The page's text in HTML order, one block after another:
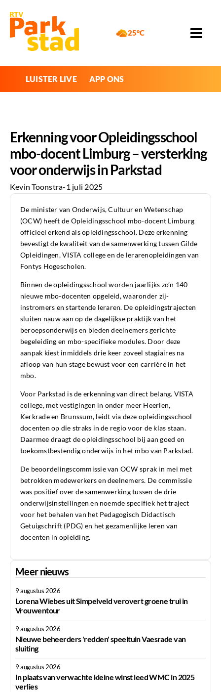
25°C
LUISTER LIVE APP ONS
Erkenning voor Opleidingsschool
mbo-docent Limburg – versterking
voor onderwijs in Parkstad
Kevin Toonstra-1 juli 2025
De minister van Onderwijs, Cultuur en Wetenschap
(OCW) heeft de Opleidingsschool mbo-docent Limburg
officieel erkend als opleidingsschool. Deze erkenning
bevestigt de kwaliteit van de samenwerking tussen Gilde
Opleidingen, VISTA college en de lerarenopleidingen van
Fontys Hogescholen.
Binnen de opleidingsschool worden jaarlijks zo’n 140
nieuwe mbo-docenten opgeleid, waaronder zij-
instromers en startende leraren. De opleidingstrajecten
sluiten nauw aan op de dagelijkse praktijk van het
beroepsonderwijs en bieden deelnemers gerichte
begeleiding en mbo-specifieke modules. Door deze
aanpak kiest inmiddels drie keer zoveel stagiaires na
afloop van hun stage bewust voor een carrière in het
mbo.
Voor Parkstad is de erkenning van direct belang. VISTA
college, met vestigingen in onder meer Heerlen,
Kerkrade en Brunssum, leidt via deze opleidingsschool
docenten op die straks in de regio voor de klas staan.
Daarmee draagt de opleidingsschool bij aan goed en
toekomstbestendig onderwijs in het mbo van Parkstad.
De beoordelingscommissie van OCW sprak in mei met
betrokken medewerkers en deelnemers. De commissie
was positief over de samenwerking tussen de drie
onderwijsinstellingen en noemde specifiek het traject
voor het behalen van het Pedagogisch Didactisch
Getuigschrift (PDG) en het gezamenlijke leren van
docenten in opleiding.
Meer nieuws
9 augustus 2026
Lorena Wiebes uit Simpelveld verovert groene trui in
Vrouwentour
9 augustus 2026
Nieuwe beheerders 'redden' speeltuin Vaesrade van
sluiting
9 augustus 2026
In plaats van verwachte kleine winst leed WMC in 2025
verlies